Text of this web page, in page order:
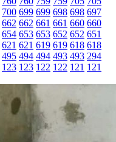
700 699 699 698 698 697
662 662 661 661 660 660
654 653 653 652 652 651
621 621 619 619 618 618
495 494 494 493 493 294
123 123 122 122 121 121